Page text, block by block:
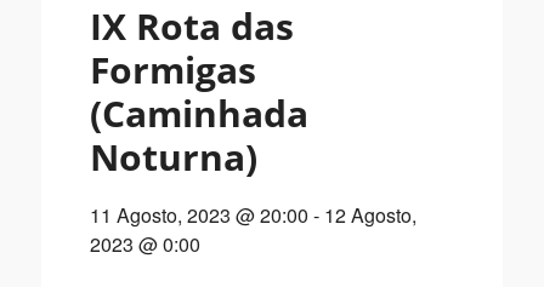
IX Rota das
Formigas
(Caminhada
Noturna)
11 Agosto, 2023 @ 20:00 - 12 Agosto,
2023 @ 0:00